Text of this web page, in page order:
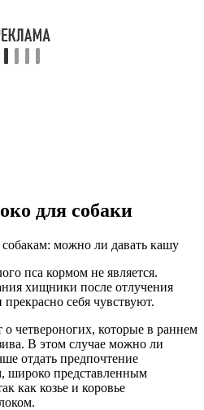
для собаки
можно ли давать кашу
пса кормом не является.
хищники после отлучения
себя чувствуют.
о четвероногих, которые в раннем
В этом случае можно ли
отдать предпочтение
широко представленным
как козье и коровье